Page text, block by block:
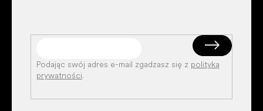
Podając swój adres e-mail zgadzasz się z polityką
prywatności.